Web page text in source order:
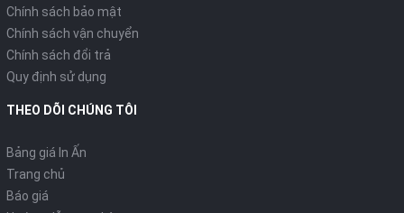
Chính sách bảo mật
Chính sách vận chuyển
Chính sách đổi trả
Quy định sử dụng
THEO DÕI CHÚNG TÔI
Bảng giá In Ấn
Trang chủ
Báo giá